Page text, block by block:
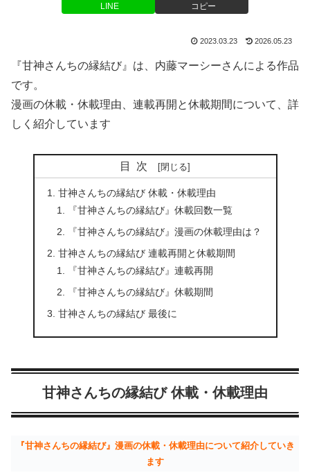
LINE コピー
2023.03.23 2026.05.23
『甘神さんちの縁結び』は、内藤マーシーさんによる作品
です。
漫画の休載・休載理由、連載再開と休載期間について、詳
しく紹介しています
目次
甘神さんちの縁結び 休載・休載理由
『甘神さんちの縁結び』休載回数一覧
『甘神さんちの縁結び』漫画の休載理由は？
甘神さんちの縁結び 連載再開と休載期間
『甘神さんちの縁結び』連載再開
『甘神さんちの縁結び』休載期間
甘神さんちの縁結び 最後に
甘神さんちの縁結び 休載・休載理由
『甘神さんちの縁結び』漫画の休載・休載理由について紹介していき
ます